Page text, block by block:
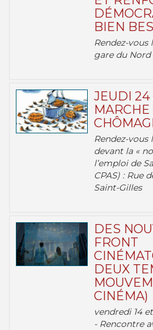
BIEN
Rendez-vous
gare du Nord
JEUDI 24
MARCHE
Rendez-vous
devant la «
l’emploi de
CPAS) : Rue
Saint-Gilles
DES
FRONT
DEUX
CINÉMA)
vendredi 14
- Rencontre